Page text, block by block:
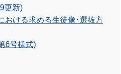
更新)
おける求める生徒像･選抜方
6号様式)